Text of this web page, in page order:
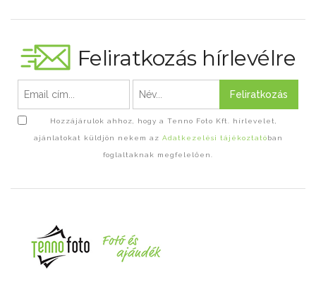
Feliratkozás hírlevélre
Feliratkozás
Hozzájárulok ahhoz, hogy a Tenno Foto Kft. hírlevelet,
ajánlatokat küldjön nekem az Adatkezelési tájékoztatóban
foglaltaknak megfelelően.